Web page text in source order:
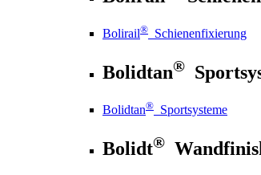
Bolirail® Schienenfixierung
Bolidtan®
Bolidtan® Sportsysteme
Bolidt®